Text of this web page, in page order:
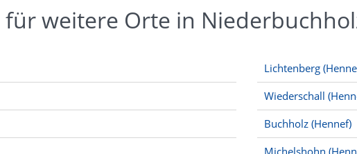
für weitere Orte in
Lichtenberg
Wiederschall
Buchholz (Hennef)
Michelshohn